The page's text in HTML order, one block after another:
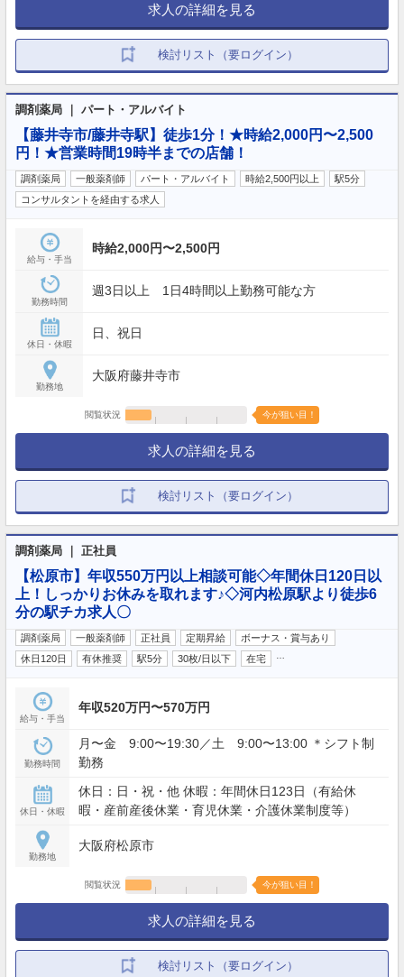
求人の詳細を見る
検討リスト（要ログイン）
調剤薬局 ｜ パート・アルバイト
【藤井寺市/藤井寺駅】徒歩1分！★時給2,000円〜2,500
円！★営業時間19時半までの店舗！
調剤薬局 一般薬剤師 パート・アルバイト 時給2,500円以上
駅5分
コンサルタントを経由する求人
給与・手当
時給2,000円〜2,500円
勤務時間
週3日以上 1日4時間以上勤務可能な方
休日・休暇
日、祝日
勤務地
大阪府藤井寺市
閲覧状況 今が狙い目！
求人の詳細を見る
検討リスト（要ログイン）
調剤薬局 ｜ 正社員
【松原市】年収550万円以上相談可能◇年間休日120日以
上！しっかりお休みを取れます♪◇河内松原駅より徒歩6
分の駅チカ求人〇
調剤薬局 一般薬剤師 正社員 定期昇給
ボーナス・賞与あり
休日120日
有休推奨 駅5分 30枚/日以下 在宅
給与・手当
年収520万円〜570万円
勤務時間
月〜金 9:00〜19:30／土 9:00〜13:00 ＊シフト制
勤務
休日・休暇
休日：日・祝・他 休暇：年間休日123日（有給休
暇・産前産後休業・育児休業・介護休業制度等）
勤務地
大阪府松原市
閲覧状況 今が狙い目！
求人の詳細を見る
検討リスト（要ログイン）